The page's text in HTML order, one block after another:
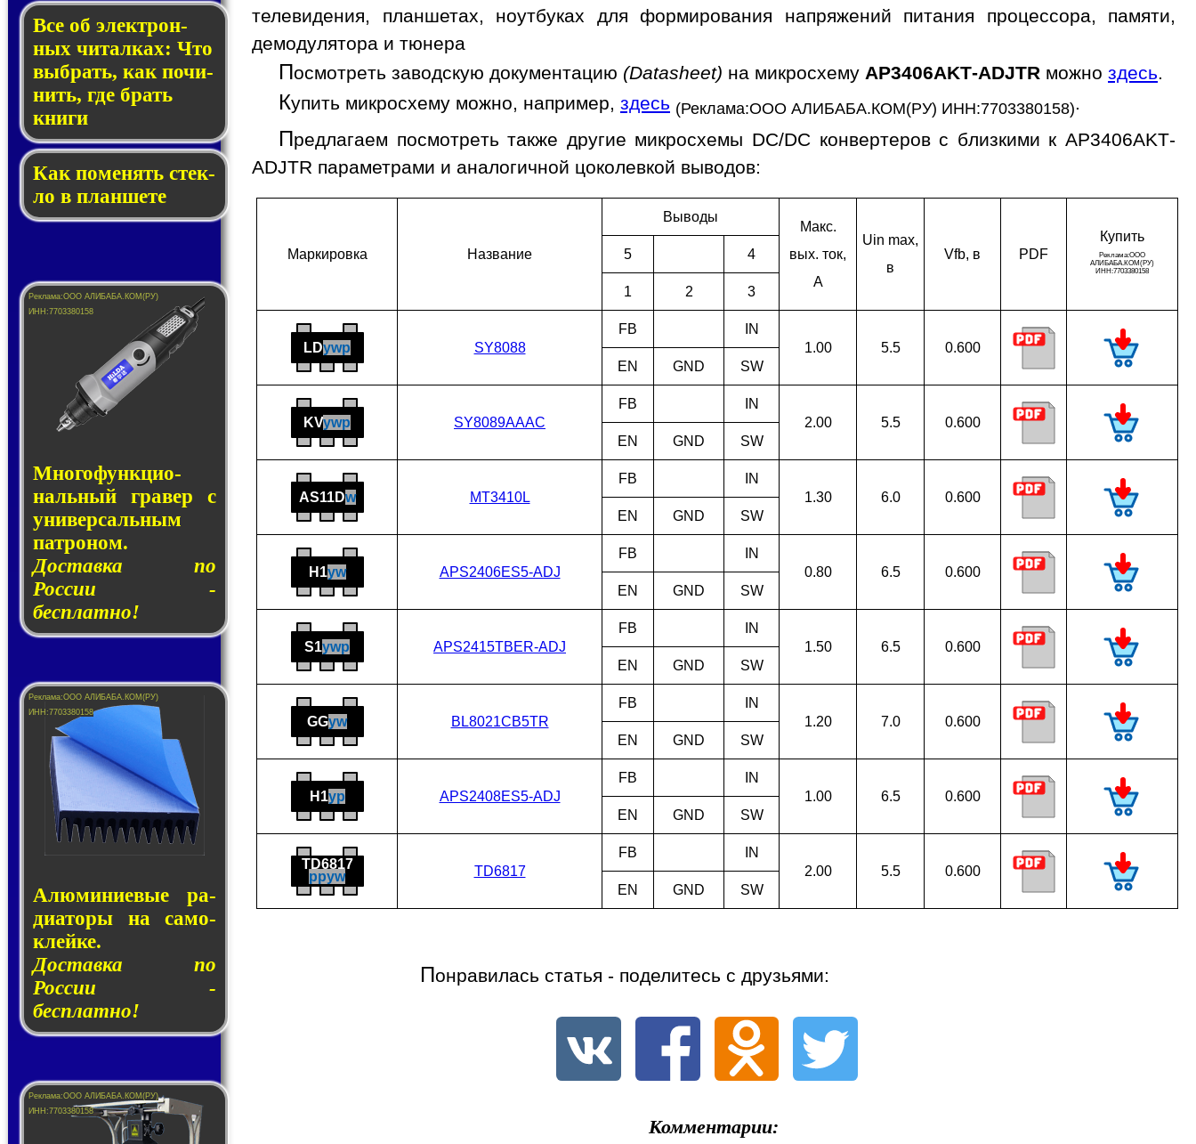
Все об элек­трон­
ных чи­тал­ках: Что
выб­рать, как по­чи­
нить, где брать
кни­ги
Как по­ме­нять стек­
ло в планшете
Много­функ­цио­
наль­ный гра­вер с
уни­вер­саль­ным
пат­ро­ном.
Доставка по
России -
бесплатно!
Алюминие­вые ра­
ди­а­то­ры на са­мо­
клей­ке.
Доставка по
России -
бесплатно!
телевидения, планшетах, ноутбуках для формирования напряжений питания процессора, памяти,
демодулятора и тюнера
Посмотреть заводскую документацию (Datasheet) на микросхему AP3406AKT-ADJTR можно здесь.
Купить микросхему можно, например, здесь (Реклама:ООО АЛИБАБА.КОМ(РУ) ИНН:7703380158).
Предлагаем посмотреть также другие микросхемы DC/DC конвертеров с близкими к AP3406AKT-
ADJTR параметрами и аналогичной цоколевкой выводов:
Мар­ки­ров­ка Наз­ва­ние
Выводы
Макс.
вых. ток,
A
Uin max,
в
Vfb, в PDF
Ку­пить
5
4
1 2 3
LDywp SY8088
FB
IN
1.00
5.5
0.600
EN
GND SW
KVywp SY8089AAAC
FB
IN
2.00
5.5
0.600
EN
GND SW
AS11Dw MT3410L
FB
IN
1.30
6.0
0.600
EN
GND SW
H1yw APS2406ES5-ADJ
FB
IN
0.80
6.5
0.600
EN
GND SW
S1ywp APS2415TBER-ADJ
FB
IN
1.50
6.5
0.600
EN
GND SW
GGyw BL8021CB5TR
FB
IN
1.20
7.0
0.600
EN
GND SW
H1yp APS2408ES5-ADJ
FB
IN
1.00
6.5
0.600
EN
GND SW
TD6817
ppyw
TD6817
FB
IN
2.00
5.5
0.600
EN
GND SW
Понравилась статья - поделитесь с друзьями:
Комментарии: